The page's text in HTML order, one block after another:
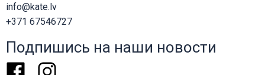
info@kate.lv
+371 67546727
Подпишись на наши новости
FacebookInstagram